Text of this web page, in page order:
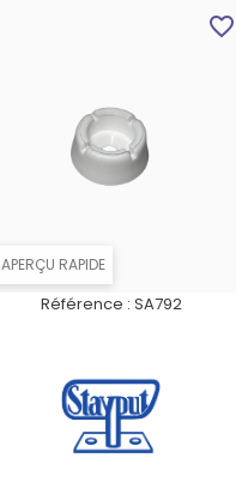
APERÇU RAPIDE
Référence : SA792
favorite_border